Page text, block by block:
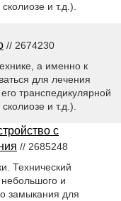
и т.д.).
// 2674230
а именно к
для лечения
транспедикулярной
и т.д.).
с
// 2685248
Технический
и
замыкания для